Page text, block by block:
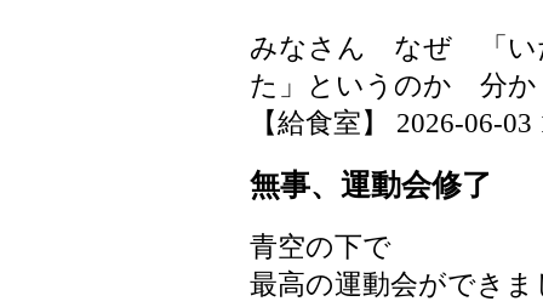
みなさん なぜ 「い
た」というのか 分
【給食室】 2026-06-
無事、運動会修了
青空の下で
最高の運動会ができま